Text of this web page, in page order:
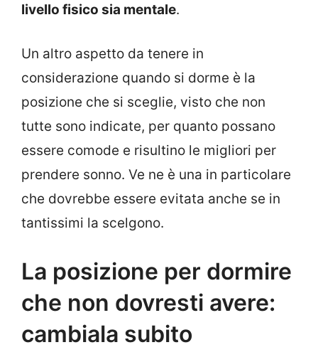
livello fisico sia mentale.
Un altro aspetto da tenere in
considerazione quando si dorme è la
posizione che si sceglie, visto che non
tutte sono indicate, per quanto possano
essere comode e risultino le migliori per
prendere sonno. Ve ne è una in particolare
che dovrebbe essere evitata anche se in
tantissimi la scelgono.
La posizione per dormire
che non dovresti avere:
cambiala subito